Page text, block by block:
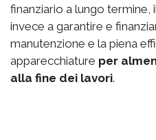
finanziario a lungo termine,
invece a garantire e
manutenzione e la piena
apparecchiature per
alla fine dei lavori.